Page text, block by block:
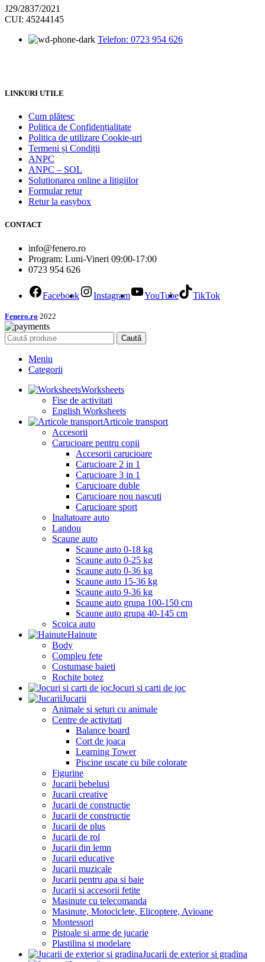
J29/2837/2021
CUI: 45244145
Telefon: 0723 954 626
LINKURI UTILE
Cum plătesc
Politica de Confidențialitate
Politica de utilizare Cookie-uri
Termeni și Condiții
ANPC
ANPC – SOL
Solutionarea online a litigiilor
Formular retur
Retur la easybox
CONTACT
info@fenero.ro
Program: Luni-Vineri 09:00-17:00
0723 954 626
Facebook Instagram YouTube TikTok
Fenero.ro 2022
Caută
Meniu
Categorii
Worksheets
Fise de activitati
English Worksheets
Articole transport
Accesorii
Carucioare pentru copii
Accesorii carucioare
Carucioare 2 in 1
Carucioare 3 in 1
Carucioare duble
Carucioare nou nascuti
Carucioare sport
Inaltatoare auto
Landou
Scaune auto
Scaune auto 0-18 kg
Scaune auto 0-25 kg
Scaune auto 0-36 kg
Scaune auto 15-36 kg
Scaune auto 9-36 kg
Scaune auto grupa 100-150 cm
Scaune auto grupa 40-145 cm
Scoica auto
Hainute
Body
Compleu fete
Costumase baieti
Rochite botez
Jocuri si carti de joc
Jucarii
Animale si seturi cu animale
Centre de activitati
Balance board
Cort de joaca
Learning Tower
Piscine uscate cu bile colorate
Figurine
Jucarii bebelusi
Jucarii creative
Jucarii de constructie
Jucarii de constructie
Jucarii de plus
Jucarii de rol
Jucarii din lemn
Jucarii educative
Jucarii muzicale
Jucarii pentru apa si baie
Jucarii si accesorii fetite
Masinute cu telecomanda
Masinute, Motociclete, Elicoptere, Avioane
Montessori
Pistoale si arme de jucarie
Plastilina si modelare
Jucarii de exterior si gradina